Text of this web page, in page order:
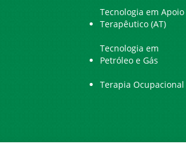
Tecnologia em Apoio
Terapêutico (AT)
Tecnologia em
Petróleo e Gás
Terapia Ocupacional